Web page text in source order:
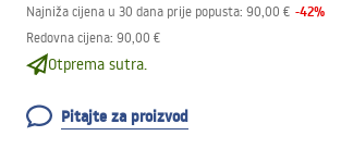
Najniža cijena u 30 dana prije popusta: 90,00 € -42%
Redovna cijena: 90,00 €
Otprema sutra.
Pitajte za proizvod